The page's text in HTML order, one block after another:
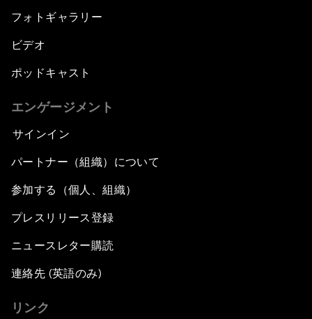
フォトギャラリー
ビデオ
ポッドキャスト
エンゲージメント
サインイン
パートナー（組織）について
参加する（個人、組織）
プレスリリース登録
ニュースレター購読
連絡先 (英語のみ)
リンク